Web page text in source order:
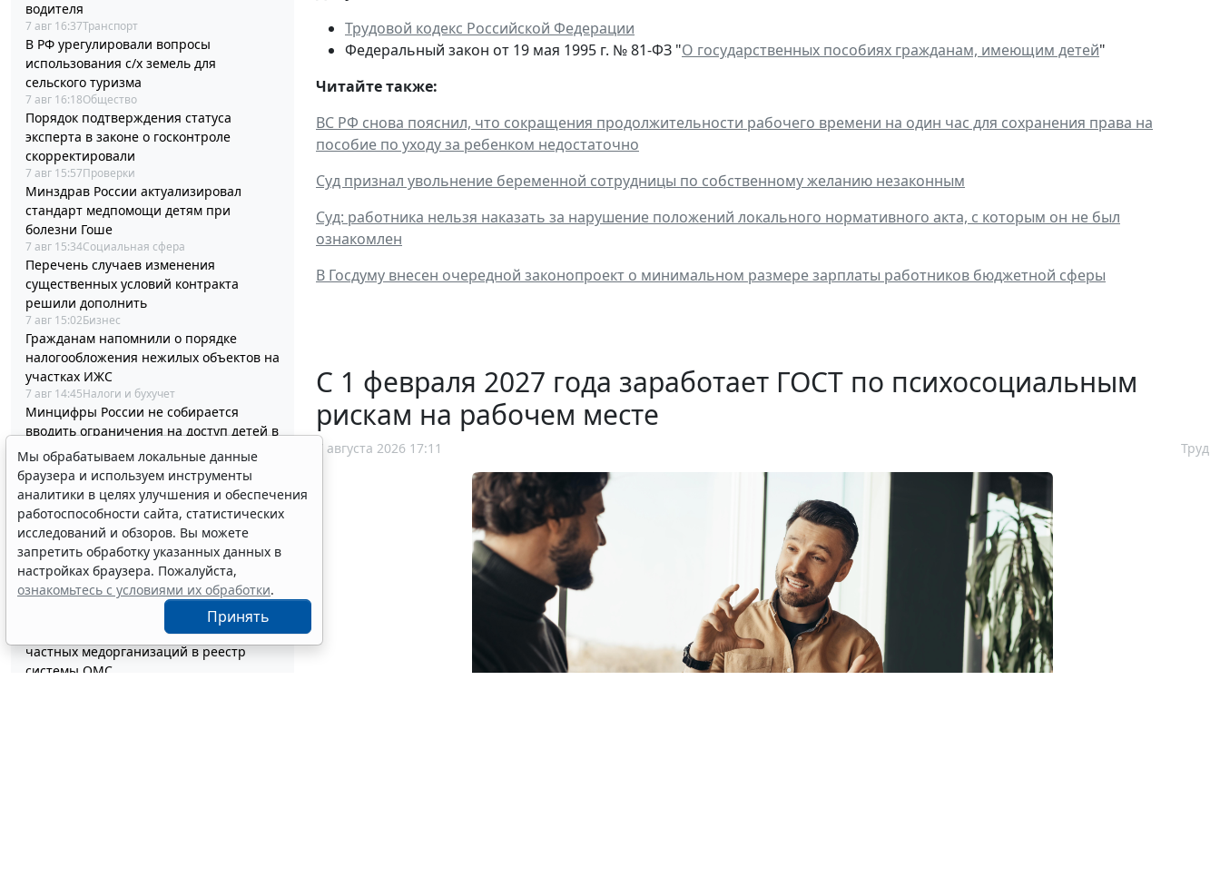
водителя
7 авг 16:37Транспорт
В РФ урегулировали вопросы
использования с/х земель для
сельского туризма
7 авг 16:18Общество
Порядок подтверждения статуса
эксперта в законе о госконтроле
скорректировали
7 авг 15:57Проверки
Минздрав России актуализировал
стандарт медпомощи детям при
болезни Гоше
7 авг 15:34Социальная сфера
Перечень случаев изменения
существенных условий контракта
решили дополнить
7 авг 15:02Бизнес
Гражданам напомнили о порядке
налогообложения нежилых объектов на
участках ИЖС
7 авг 14:45Налоги и бухучет
Минцифры России не собирается
вводить ограничения на доступ детей в
соцсети
7 авг 14:20
Совет ФПА РФ утвердил новые
разъяснения по вопросам адвокатской
деятельности
7 авг 13:56Профессия
Каким документом оформить
реклассификацию задолженности
подотчетного лица
Определены особенности включения
частных медорганизаций в реестр
системы ОМС
Трудовой кодекс Российской Федерации
Федеральный закон от 19 мая 1995 г. № 81-ФЗ "О государственных пособиях гражданам, имеющим детей"
Читайте также:
ВС РФ снова пояснил, что сокращения продолжительности рабочего времени на один час для сохранения права на
пособие по уходу за ребенком недостаточно
Суд признал увольнение беременной сотрудницы по собственному желанию незаконным
Суд: работника нельзя наказать за нарушение положений локального нормативного акта, с которым он не был
ознакомлен
В Госдуму внесен очередной законопроект о минимальном размере зарплаты работников бюджетной сферы
С 1 февраля 2027 года заработает ГОСТ по психосоциальным
рискам на рабочем месте
7 августа 2026 17:11 Труд
Мы обрабатываем локальные данные
браузера и используем инструменты
аналитики в целях улучшения и обеспечения
работоспособности сайта, статистических
исследований и обзоров. Вы можете
запретить обработку указанных данных в
настройках браузера. Пожалуйста,
ознакомьтесь с условиями их обработки.
Принять